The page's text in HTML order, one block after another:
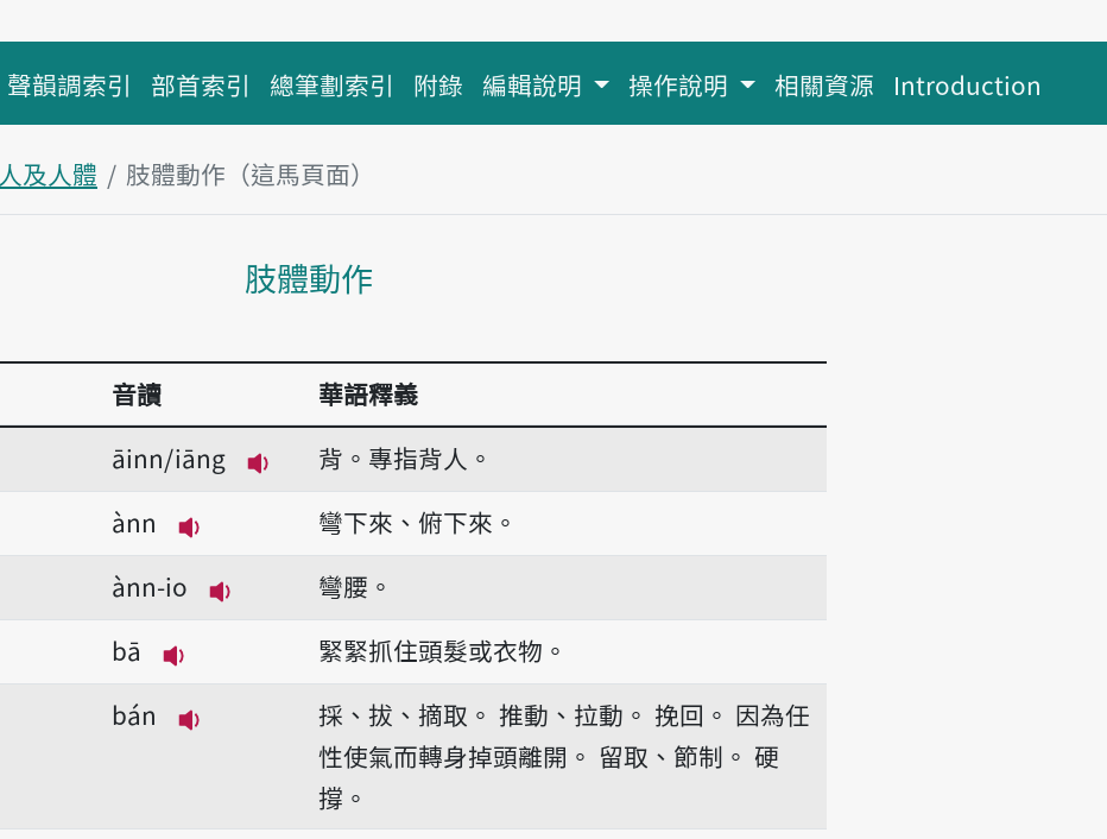
聲韻調索引 部首索引 總筆劃索引 附錄 編輯說明 操作說明 相關資源 Introduction
人及人體
肢體動作（這馬頁面）
肢體動作
音讀
華語釋義
āinn/iāng
播放音讀āinn/iāng
背。專指背人。
ànn
播放音讀ànn
彎下來、俯下來。
ànn-io
播放音讀ànn-io
彎腰。
bā
播放音讀bā
緊緊抓住頭髮或衣物。
bán
播放音讀bán
採、拔、摘取。 推動、拉動。 挽回。 因為任
性使氣而轉身掉頭離開。 留取、節制。 硬
撐。